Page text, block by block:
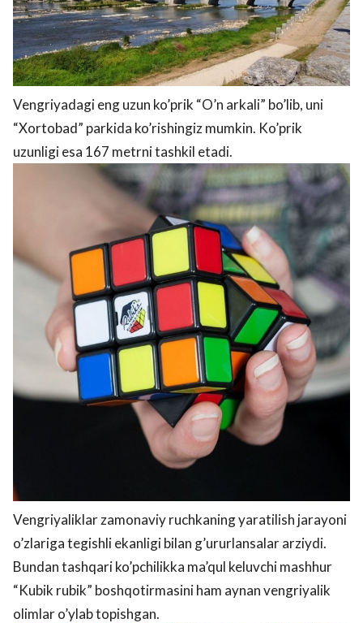
Vengriyadagi eng uzun ko’prik “O’n arkali” bo’lib, uni
“Xortobad” parkida ko’rishingiz mumkin. Ko’prik
uzunligi esa 167 metrni tashkil etadi.
Vengriyaliklar zamonaviy ruchkaning yaratilish jarayoni
o’zlariga tegishli ekanligi bilan g’ururlansalar arziydi.
Bundan tashqari ko’pchilikka ma’qul keluvchi mashhur
“Kubik rubik” boshqotirmasini ham aynan vengriyalik
olimlar o’ylab topishgan.